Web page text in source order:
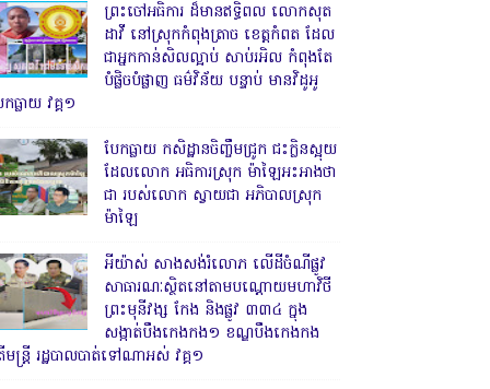
ព្រះចៅអធិការ ដ៏មានឥទ្ធិពល លោកសុត
ដាវី នៅស្រុកកំពុងត្រាច ខេត្តកំពត ដែល
ជាអ្នកកាន់សិលល្អាប់ សាប់រអិល កំពុងតែ
បំផ្លិចបំផ្លាញ ធម៌វិន័យ បន្ទាប់ មានវិដូអូ
កធ្លាយ វគ្គ១
បែកធ្លាយ កសិដ្ឋានចិញ្ចឹមជ្រូក ជះក្លិនស្អុយ
ដែលលោក អធិការស្រុក ម៉ាឡៃអះអាងថា
ជា របស់លោក ស្វាយជា អភិបាលស្រុក
ម៉ាឡៃ
អីយ៉ាស់ សាងសង់រំលោភ លើដីចំណីផ្លូវ
សាធារណៈស្ថិតនៅតាមបណ្ដោយមហាវិថី
ព្រះមុនីវង្ស កែង និងផ្លូវ ៣៣៤ ក្នុង
សង្កាត់បឹងកេងកង១ ខណ្ឌបឹងកេងកង
មន្ត្រី រដ្ឋបាលបាត់ទៅណាអស់ វគ្គ១